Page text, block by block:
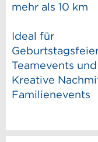
mehr als 10 km
Ideal für
Teamevents
Kreative
Familienevents